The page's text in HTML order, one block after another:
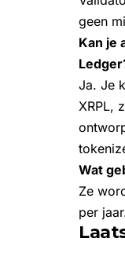
geen
Kan je
Ja. Je
XRPL,
Wat
Ze
per